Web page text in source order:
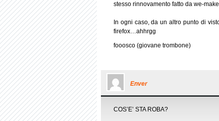
stesso rinnovamento fatto da we-
In ogni caso, da un altro punto di
firefox…ahhrgg
fooosco (giovane trombone)
Enver
COS’E’ STA ROBA?